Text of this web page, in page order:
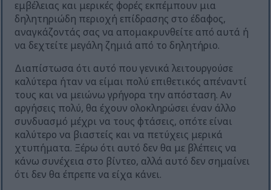
εμβέλειας και μερικές φορές εκπέμπουν μια
δηλητηριώδη περιοχή επίδρασης στο έδαφος,
αναγκάζοντάς σας να απομακρυνθείτε από αυτά ή
να δεχτείτε μεγάλη ζημιά από το δηλητήριο.
Διαπίστωσα ότι αυτό που γενικά λειτουργούσε
καλύτερα ήταν να είμαι πολύ επιθετικός απέναντί
τους και να μειώνω γρήγορα την απόσταση. Αν
αργήσεις πολύ, θα έχουν ολοκληρώσει έναν άλλο
συνδυασμό μέχρι να τους φτάσεις, οπότε είναι
καλύτερο να βιαστείς και να πετύχεις μερικά
χτυπήματα. Ξέρω ότι αυτό δεν θα με βλέπεις να
κάνω συνέχεια στο βίντεο, αλλά αυτό δεν σημαίνει
ότι δεν θα έπρεπε να είχα κάνει.